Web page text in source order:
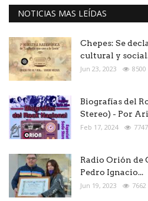
NOTICIAS MAS LEÍDAS
Chepes: Se
cultural y
Jun 23, 2023 8500
Biografías del
Stereo) - Por
Feb 17, 2024 7747
Radio Orión de
Pedro Ignacio...
Jun 19, 2023 7662